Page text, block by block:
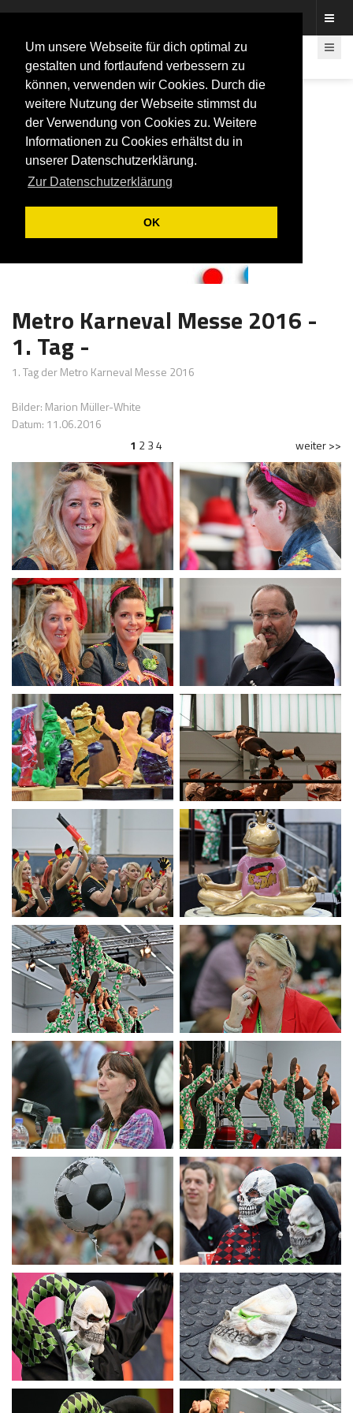
Um unsere Webseite für dich optimal zu
gestalten und fortlaufend verbessern zu
können, verwenden wir Cookies. Durch die
weitere Nutzung der Webseite stimmst du
der Verwendung von Cookies zu. Weitere
Informationen zu Cookies erhältst du in
unserer Datenschutzerklärung.
Zur Datenschutzerklärung
OK
Fotos rund um den Fastelovend
Metro Karneval Messe 2016 -
1. Tag -
1. Tag der Metro Karneval Messe 2016
Bilder: Marion Müller-White
Datum: 11.06.2016
1 2 34 weiter >>